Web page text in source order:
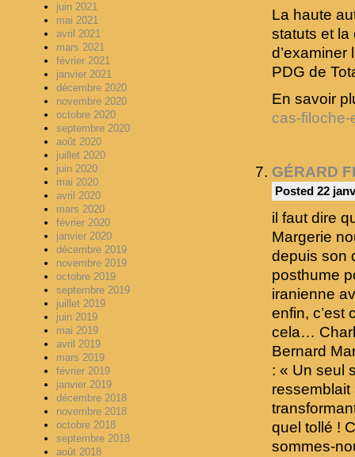
La haute
statuts et la
d’examiner
PDG de
En savoir
cas-
GÉRARD
Posted 22
il faut dire
Margerie
depuis son
posthume
iranienne
enfin, c’est
cela…
Bernard
: « Un seul
ressemblait
quel tollé !
sommes-
juin 2021
mai 2021
avril 2021
mars 2021
février 2021
janvier 2021
décembre 2020
novembre 2020
octobre 2020
septembre 2020
août 2020
juillet 2020
juin 2020
mai 2020
avril 2020
mars 2020
février 2020
janvier 2020
décembre 2019
novembre 2019
octobre 2019
septembre 2019
juillet 2019
juin 2019
mai 2019
avril 2019
mars 2019
février 2019
janvier 2019
décembre 2018
novembre 2018
octobre 2018
septembre 2018
août 2018